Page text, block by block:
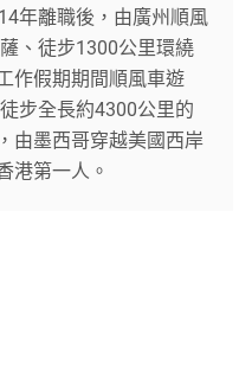
年離職後，由廣州順風
、徒步1300公里環繞
作假期期間順風車遊
步全長約4300公里的
由墨西哥穿越美國西岸
港第一人。